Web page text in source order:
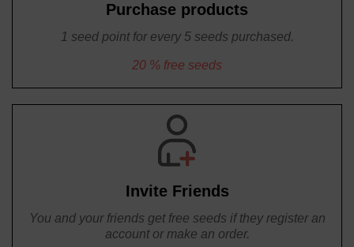
Purchase products
1 seed point for every 5 seeds purchased.
20 % free seeds
Invite Friends
You and your friends get free seeds if they register an
account or make an order.